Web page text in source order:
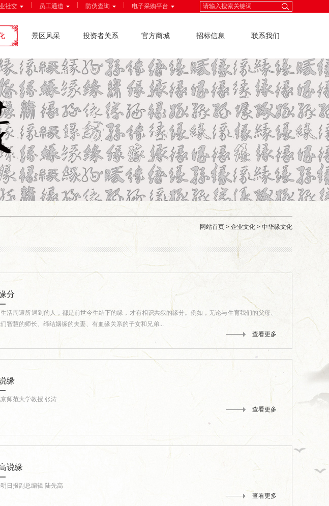
社交 员工通道 防伪查询 电子采购平台
景区风采 投资者关系 官方商城 招标信息 联系我们
网站首页 > 企业文化 > 中华缘文化
分
活周遭所遇到的人，都是前世今生结下的缘，才有相识共叙的缘分。例如，无论与生育我们的父母、
们智慧的师长、缔结姻缘的夫妻、有血缘关系的子女和兄弟...
查看更多
缘
师范大学教授 张涛
查看更多
说缘
日报副总编辑 陆先高
查看更多